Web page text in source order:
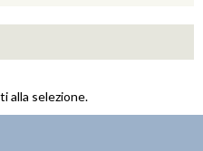
alla selezione.